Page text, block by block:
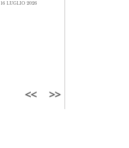
16 LUGLIO 2026